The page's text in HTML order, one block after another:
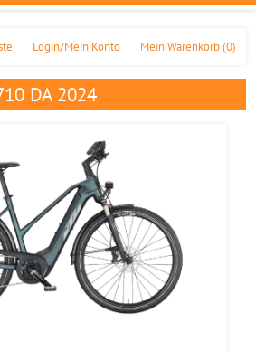
Mein Warenkorb(0)
Login/Mein Konto
DA 2024